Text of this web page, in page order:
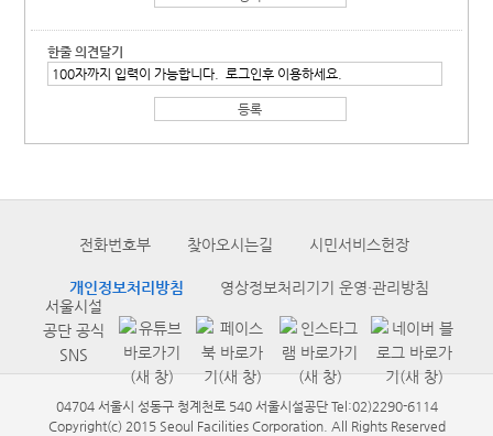
한줄 의견달기
전화번호부 찾아오시는길 시민서비스헌장
개인정보처리방침
영상정보처리기기 운영·관리방침
서울시설
공단 공식
SNS
04704 서울시 성동구 청계천로 540 서울시설공단 Tel:02)2290-6114
Copyright(c) 2015 Seoul Facilities Corporation. All Rights Reserved